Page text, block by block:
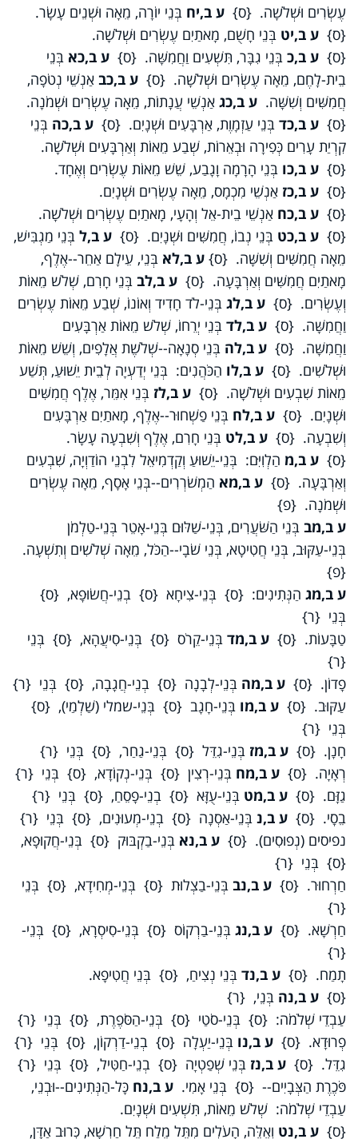
עֶשְׂרִים וּשְׁלֹשָׁה. {ס} ע ב,יח בְּנֵי יוֹרָה, מֵאָה וּשְׁנֵים עָשָׂר.
{ס} ע ב,יט בְּנֵי חָשֻׁם, מָאתַיִם עֶשְׂרִים וּשְׁלֹשָׁה.
{ס} ע ב,כ בְּנֵי גִבָּר, תִּשְׁעִים וַחֲמִשָּׁה. {ס} ע ב,כא בְּנֵי
בֵית-לָחֶם, מֵאָה עֶשְׂרִים וּשְׁלֹשָׁה. {ס} ע ב,כב אַנְשֵׁי נְטֹפָה,
חֲמִשִּׁים וְשִׁשָּׁה. ע ב,כג אַנְשֵׁי עֲנָתוֹת, מֵאָה עֶשְׂרִים וּשְׁמֹנָה.
{ס} ע ב,כד בְּנֵי עַזְמָוֶת, אַרְבָּעִים וּשְׁנָיִם. {ס} ע ב,כה בְּנֵי
קִרְיַת עָרִים כְּפִירָה וּבְאֵרוֹת, שְׁבַע מֵאוֹת וְאַרְבָּעִים וּשְׁלֹשָׁה.
{ס} ע ב,כו בְּנֵי הָרָמָה וָגָבַע, שֵׁשׁ מֵאוֹת עֶשְׂרִים וְאֶחָד.
{ס} ע ב,כז אַנְשֵׁי מִכְמָס, מֵאָה עֶשְׂרִים וּשְׁנָיִם.
{ס} ע ב,כח אַנְשֵׁי בֵית-אֵל וְהָעָי, מָאתַיִם עֶשְׂרִים וּשְׁלֹשָׁה.
{ס} ע ב,כט בְּנֵי נְבוֹ, חֲמִשִּׁים וּשְׁנָיִם. {ס} ע ב,ל בְּנֵי מַגְבִּישׁ,
מֵאָה חֲמִשִּׁים וְשִׁשָּׁה. {ס} ע ב,לא בְּנֵי, עֵילָם אַחֵר--אֶלֶף,
מָאתַיִם חֲמִשִּׁים וְאַרְבָּעָה. {ס} ע ב,לב בְּנֵי חָרִם, שְׁלֹשׁ מֵאוֹת
וְעֶשְׂרִים. {ס} ע ב,לג בְּנֵי-לֹד חָדִיד וְאוֹנוֹ, שְׁבַע מֵאוֹת עֶשְׂרִים
וַחֲמִשָּׁה. {ס} ע ב,לד בְּנֵי יְרֵחוֹ, שְׁלֹשׁ מֵאוֹת אַרְבָּעִים
וַחֲמִשָּׁה. {ס} ע ב,לה בְּנֵי סְנָאָה--שְׁלֹשֶׁת אֲלָפִים, וְשֵׁשׁ מֵאוֹת
וּשְׁלֹשִׁים. {ס} ע ב,לו הַכֹּהֲנִים: בְּנֵי יְדַעְיָה לְבֵית יֵשׁוּעַ, תְּשַׁע
מֵאוֹת שִׁבְעִים וּשְׁלֹשָׁה. {ס} ע ב,לז בְּנֵי אִמֵּר, אֶלֶף חֲמִשִּׁים
וּשְׁנָיִם. {ס} ע ב,לח בְּנֵי פַשְׁחוּר--אֶלֶף, מָאתַיִם אַרְבָּעִים
וְשִׁבְעָה. {ס} ע ב,לט בְּנֵי חָרִם, אֶלֶף וְשִׁבְעָה עָשָׂר.
{ס} ע ב,מ הַלְוִיִּם: בְּנֵי-יֵשׁוּעַ וְקַדְמִיאֵל לִבְנֵי הוֹדַוְיָה, שִׁבְעִים
וְאַרְבָּעָה. {ס} ע ב,מא הַמְשֹׁרְרִים--בְּנֵי אָסָף, מֵאָה עֶשְׂרִים
וּשְׁמֹנָה. {פ}
ע ב,מב בְּנֵי הַשֹּׁעֲרִים, בְּנֵי-שַׁלּוּם בְּנֵי-אָטֵר בְּנֵי-טַלְמֹן
בְּנֵי-עַקּוּב, בְּנֵי חֲטִיטָא, בְּנֵי שֹׁבָי--הַכֹּל, מֵאָה שְׁלֹשִׁים וְתִשְׁעָה.
{פ}
ע ב,מג הַנְּתִינִים: {ס} בְּנֵי-צִיחָא {ס} בְנֵי-חֲשׂוּפָא, {ס}
בְּנֵי {ר}
טַבָּעוֹת. {ס} ע ב,מד בְּנֵי-קֵרֹס {ס} בְּנֵי-סִיעֲהָא, {ס} בְּנֵי
{ר}
פָדוֹן. {ס} ע ב,מה בְּנֵי-לְבָנָה {ס} בְנֵי-חֲגָבָה, {ס} בְּנֵי {ר}
עַקּוּב. {ס} ע ב,מו בְּנֵי-חָגָב {ס} בְּנֵי-שמלי (שַׁלְמַי), {ס}
בְּנֵי {ר}
חָנָן. {ס} ע ב,מז בְּנֵי-גִדֵּל {ס} בְּנֵי-גַחַר, {ס} בְּנֵי {ר}
רְאָיָה. {ס} ע ב,מח בְּנֵי-רְצִין {ס} בְּנֵי-נְקוֹדָא, {ס} בְּנֵי {ר}
גַזָּם. {ס} ע ב,מט בְּנֵי-עֻזָּא {ס} בְנֵי-פָסֵחַ, {ס} בְּנֵי {ר}
בֵסָי. {ס} ע ב,נ בְּנֵי-אַסְנָה {ס} בְנֵי-מְעוּנִים, {ס} בְּנֵי {ר}
נפיסים (נְפוּסִים). {ס} ע ב,נא בְּנֵי-בַקְבּוּק {ס} בְּנֵי-חֲקוּפָא,
{ס} בְּנֵי {ר}
חַרְחוּר. {ס} ע ב,נב בְּנֵי-בַצְלוּת {ס} בְּנֵי-מְחִידָא, {ס} בְּנֵי
{ר}
חַרְשָׁא. {ס} ע ב,נג בְּנֵי-בַרְקוֹס {ס} בְּנֵי-סִיסְרָא, {ס} בְּנֵי-
{ר}
תָמַח. {ס} ע ב,נד בְּנֵי נְצִיחַ, {ס} בְּנֵי חֲטִיפָא.
{ס} ע ב,נה בְּנֵי, {ר}
עַבְדֵי שְׁלֹמֹה: {ס} בְּנֵי-סֹטַי {ס} בְּנֵי-הַסֹּפֶרֶת, {ס} בְּנֵי {ר}
פְרוּדָא. {ס} ע ב,נו בְּנֵי-יַעְלָה {ס} בְנֵי-דַרְקוֹן, {ס} בְּנֵי {ר}
גִדֵּל. {ס} ע ב,נז בְּנֵי שְׁפַטְיָה {ס} בְנֵי-חַטִּיל, {ס} בְּנֵי {ר}
פֹּכֶרֶת הַצְּבָיִים-- {ס} בְּנֵי אָמִי. ע ב,נח כָּל-הַנְּתִינִים--וּבְנֵי,
עַבְדֵי שְׁלֹמֹה: שְׁלֹשׁ מֵאוֹת, תִּשְׁעִים וּשְׁנָיִם.
{ס} ע ב,נט וְאֵלֶּה, הָעֹלִים מִתֵּל מֶלַח תֵּל חַרְשָׁא, כְּרוּב אַדָּן,